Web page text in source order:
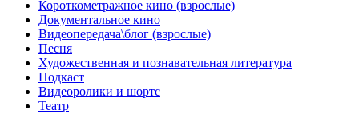
Короткометражное кино (взрослые)
Документальное кино
Видеопередача\блог (взрослые)
Песня
Художественная и познавательная литература
Подкаст
Видеоролики и шортс
Театр